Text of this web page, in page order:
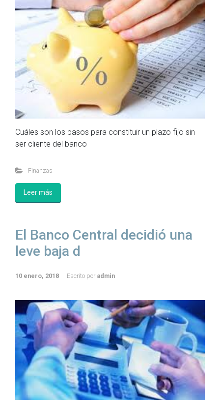
Cuáles son los pasos para constituir un plazo fijo sin
ser cliente del banco
Finanzas
Leer más
El Banco Central decidió una
leve baja d
10 enero, 2018 Escrito por admin